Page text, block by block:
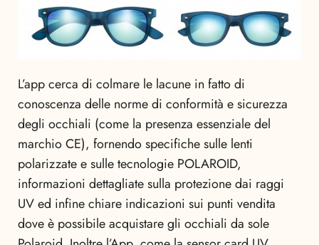
L’app cerca di colmare le lacune in fatto di
conoscenza delle norme di conformità e sicurezza
degli occhiali (come la presenza essenziale del
marchio CE), fornendo specifiche sulle lenti
polarizzate e sulle tecnologie POLAROID,
informazioni dettagliate sulla protezione dai raggi
UV ed infine chiare indicazioni sui punti vendita
dove è possibile acquistare gli occhiali da sole